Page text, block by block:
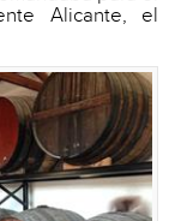
Alicante, el